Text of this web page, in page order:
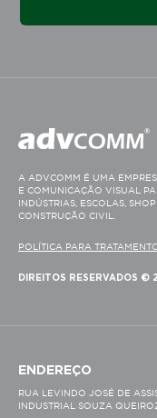
A ADVCOMM É UMA
E COMUNICAÇÃO VISUAL
INDÚSTRIAS, ESCOLAS,
CONSTRUÇÃO CIVIL.
POLÍTICA PARA
DIREITOS RESERVADOS ©
ENDEREÇO
RUA LEVINDO JOSÉ DE
INDUSTRIAL SOUZA